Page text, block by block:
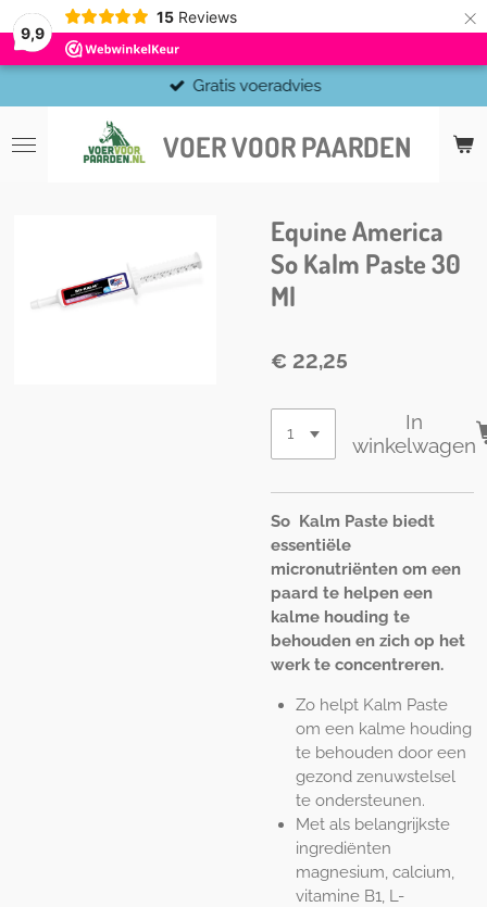
9,9
15 Reviews ×
VOER VOOR PAARDEN
Gratis voeradvies
Equine America
So Kalm Paste 30
Ml
€ 22,25
In
winkelwagen
So Kalm Paste biedt
essentiële
micronutriënten om een
paard te helpen een
kalme houding te
behouden en zich op het
werk te concentreren.
Zo helpt Kalm Paste
om een kalme houding
te behouden door een
gezond zenuwstelsel
te ondersteunen.
Met als belangrijkste
ingrediënten
magnesium, calcium,
vitamine B1, L-